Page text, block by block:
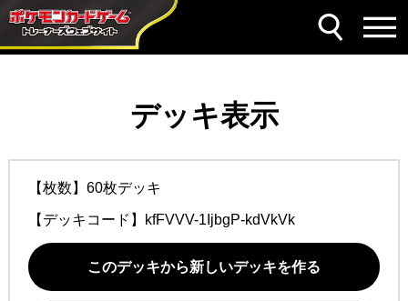
デッキ表示
【枚数】60枚デッキ
【デッキコード】 kfFVVV-1IjbgP-kdVkVk
このデッキから新しいデッキを作る